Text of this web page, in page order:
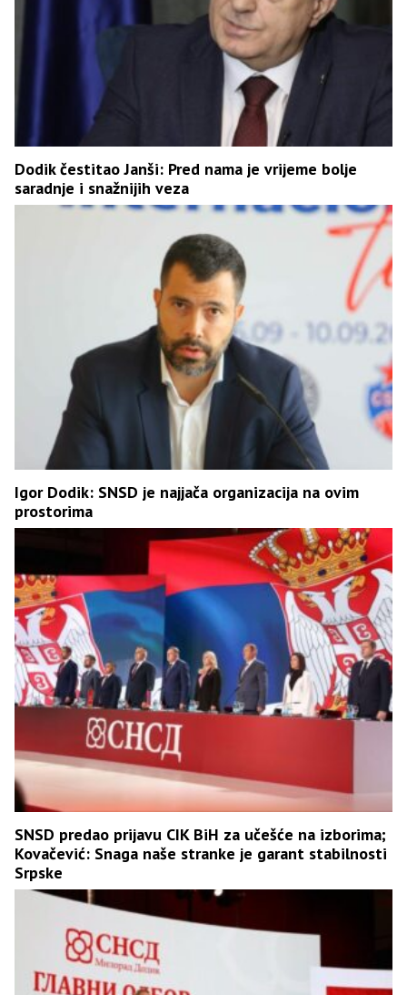
Dodik čestitao Janši: Pred nama je vrijeme bolje
saradnje i snažnijih veza
Igor Dodik: SNSD je najjača organizacija na ovim
prostorima
SNSD predao prijavu CIK BiH za učešće na izborima;
Kovačević: Snaga naše stranke je garant stabilnosti
Srpske